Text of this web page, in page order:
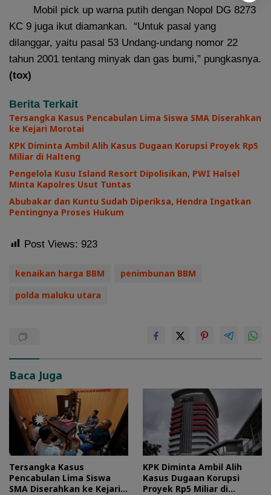
Mobil pick up warna putih dengan Nopol DG 8273
KC 9 juga ikut diamankan. “Untuk pasal yang
dilanggar, yaitu pasal 53 Undang-undang nomor 22
tahun 2001 tentang minyak dan gas bumi,” pungkasnya.
(tox)
Berita Terkait
Tersangka Kasus Pencabulan Lima Siswa SMA Diserahkan
ke Kejari Morotai
KPK Diminta Ambil Alih Kasus Dugaan Korupsi Proyek Rp5
Miliar di Halteng
Pengelola Kusu Island Resort Dipolisikan, PWI Halsel
Minta Kapolres Usut Tuntas
Abubakar dan Kuntu Sudah Diperiksa, Hendra Ingatkan
Pentingnya Proses Hukum
Post Views: 923
kenaikan harga BBM
penimbunan BBM
polda maluku utara
Baca Juga
Tersangka Kasus
Pencabulan Lima Siswa
SMA Diserahkan ke Kejari
KPK Diminta Ambil Alih
Kasus Dugaan Korupsi
Proyek Rp5 Miliar di